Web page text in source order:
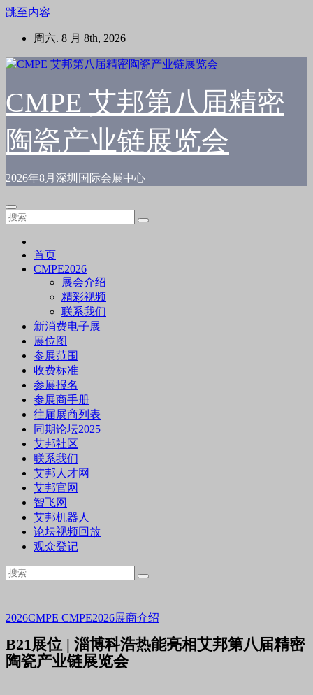
跳至内容
周六. 8 月 8th, 2026
CMPE 艾邦第八届精密
陶瓷产业链展览会
2026年8月深圳国际会展中心
首页
CMPE2026
展会介绍
精彩视频
联系我们
新消费电子展
展位图
参展范围
收费标准
参展报名
参展商手册
往届展商列表
同期论坛2025
艾邦社区
联系我们
艾邦人才网
艾邦官网
智飞网
艾邦机器人
论坛视频回放
观众登记
2026CMPE CMPE2026展商介绍
B21展位 | 淄博科浩热能亮相艾邦第八届精密
陶瓷产业链展览会